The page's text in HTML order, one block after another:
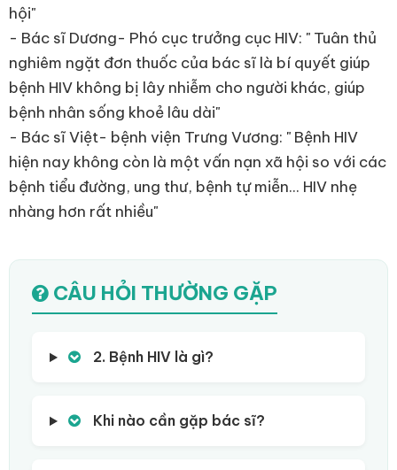
hội"
- Bác sĩ Dương- Phó cục trưởng cục HIV: " Tuân thủ
nghiêm ngặt đơn thuốc của bác sĩ là bí quyết giúp
bệnh HIV không bị lây nhiễm cho người khác, giúp
bệnh nhân sống khoẻ lâu dài"
- Bác sĩ Việt- bệnh viện Trưng Vương: " Bệnh HIV
hiện nay không còn là một vấn nạn xã hội so với các
bệnh tiểu đường, ung thư, bệnh tự miễn... HIV nhẹ
nhàng hơn rất nhiều"
CÂU HỎI THƯỜNG GẶP
2. Bệnh HIV là gì?
Khi nào cần gặp bác sĩ?